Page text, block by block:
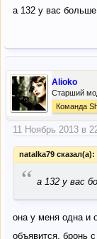
а 132 у вас
Alioko
Старший
Команда
11 Ноябрь 2013 в
natalka79 сказал(а):
“ а 132 у вас
она у меня одна и
объявится, бронь